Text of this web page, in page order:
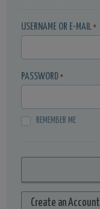
USERNAME OR E-MAIL *
PASSWORD *
REMEMBER ME
Create an Account